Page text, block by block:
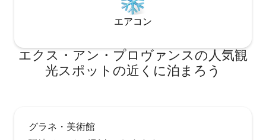
エアコン
エクス・アン・プロヴァンスの人気観
光スポットの近くに泊まろう
グラネ・美術館